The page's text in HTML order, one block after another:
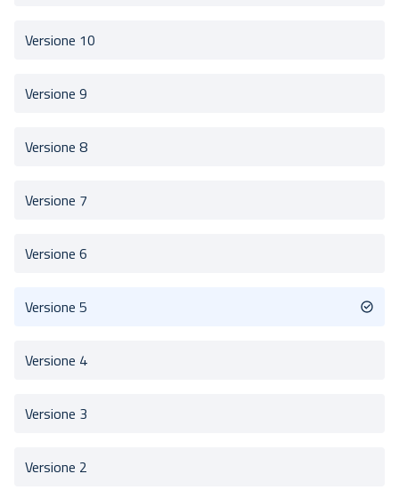
Versione 10
Versione 9
Versione 8
Versione 7
Versione 6
Versione 5
Versione 4
Versione 3
Versione 2